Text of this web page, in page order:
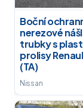
Boční
nerezové
trubky s
prolisy
(TA)
Nissan